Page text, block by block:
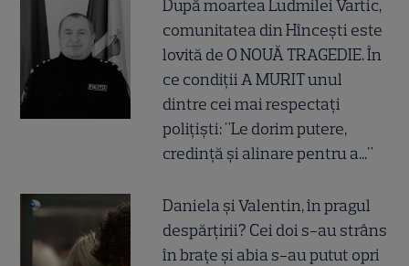
După moartea Ludmilei Vartic,
comunitatea din Hîncești este
lovită de O NOUĂ TRAGEDIE. În
ce condiții A MURIT unul
dintre cei mai respectați
polițiști: "Le dorim putere,
credință și alinare pentru a..."
Daniela și Valentin, în pragul
despărțirii? Cei doi s-au strâns
în brațe și abia s-au putut opri